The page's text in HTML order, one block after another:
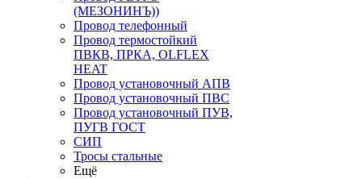
(МЕЗОНИНЪ))
Провод телефонный
Провод термостойкий
ПВКВ, ПРКА, OLFLEX
HEAT
Провод установочный АПВ
Провод установочный ПВС
Провод установочный ПУВ,
ПУГВ ГОСТ
СИП
Тросы стальные
Ещё